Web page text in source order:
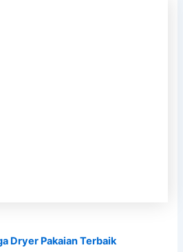
Dryer Pakaian Terbaik